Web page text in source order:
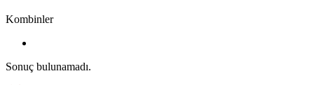
Kombinler
Sonuç bulunamadı.